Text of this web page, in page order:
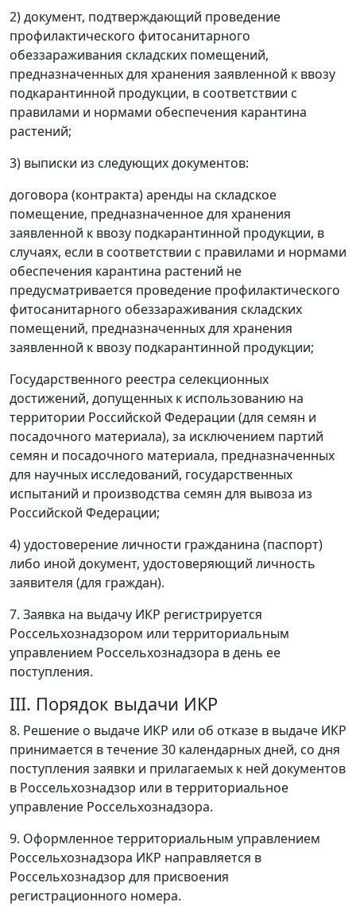
2) документ, подтверждающий проведение
профилактического фитосанитарного
обеззараживания складских помещений,
предназначенных для хранения заявленной к ввозу
подкарантинной продукции, в соответствии с
правилами и нормами обеспечения карантина
растений;
3) выписки из следующих документов:
договора (контракта) аренды на складское
помещение, предназначенное для хранения
заявленной к ввозу подкарантинной продукции, в
случаях, если в соответствии с правилами и нормами
обеспечения карантина растений не
предусматривается проведение профилактического
фитосанитарного обеззараживания складских
помещений, предназначенных для хранения
заявленной к ввозу подкарантинной продукции;
Государственного реестра селекционных
достижений, допущенных к использованию на
территории Российской Федерации (для семян и
посадочного материала), за исключением партий
семян и посадочного материала, предназначенных
для научных исследований, государственных
испытаний и производства семян для вывоза из
Российской Федерации;
4) удостоверение личности гражданина (паспорт)
либо иной документ, удостоверяющий личность
заявителя (для граждан).
7. Заявка на выдачу ИКР регистрируется
Россельхознадзором или территориальным
управлением Россельхознадзора в день ее
поступления.
III. Порядок выдачи ИКР
8. Решение о выдаче ИКР или об отказе в выдаче ИКР
принимается в течение 30 календарных дней, со дня
поступления заявки и прилагаемых к ней документов
в Россельхознадзор или в территориальное
управление Россельхознадзора.
9. Оформленное территориальным управлением
Россельхознадзора ИКР направляется в
Россельхознадзор для присвоения
регистрационного номера.